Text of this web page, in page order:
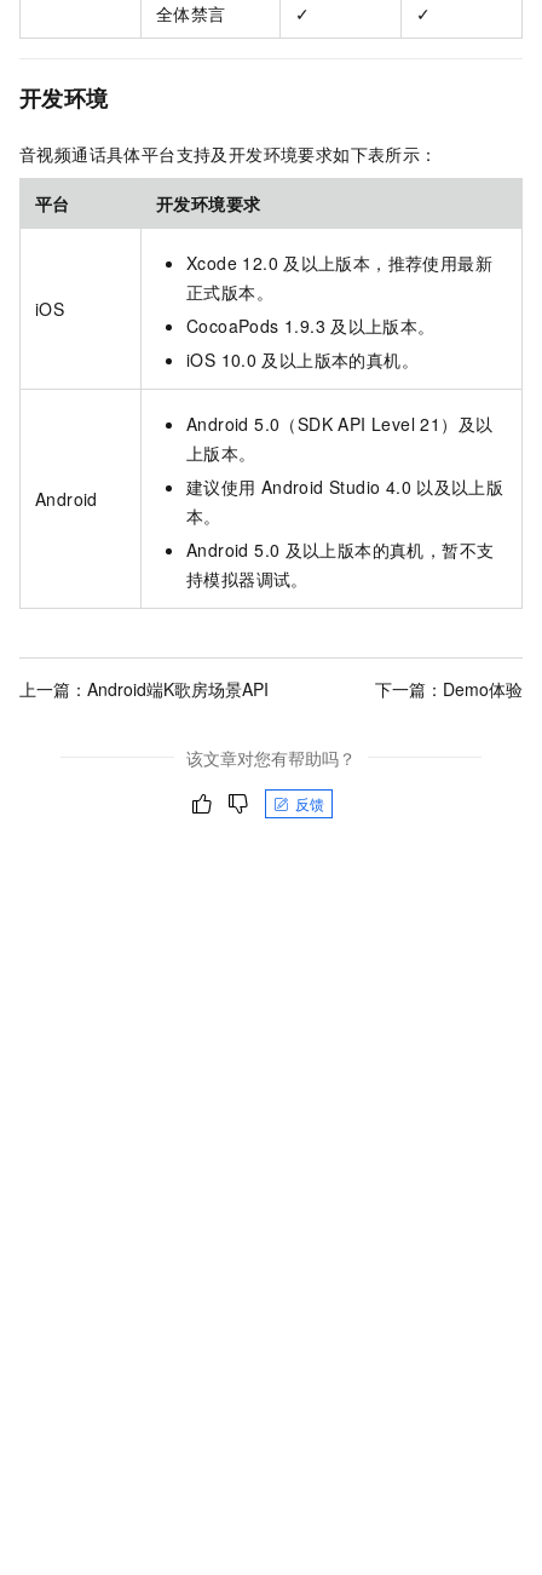
全体禁言 ✓ ✓
开发环境
音视频通话具体平台支持及开发环境要求如下表所示：
平台 开发环境要求
iOS
Xcode 12.0 及以上版本，推荐使用最新
正式版本。
CocoaPods 1.9.3 及以上版本。
iOS 10.0 及以上版本的真机。
Android
Android 5.0（SDK API Level 21）及以
上版本。
建议使用 Android Studio 4.0 以及以上版
本。
Android 5.0 及以上版本的真机，暂不支
持模拟器调试。
上一篇： Android端K歌房场景API 下一篇： Demo体验
该文章对您有帮助吗？
反馈